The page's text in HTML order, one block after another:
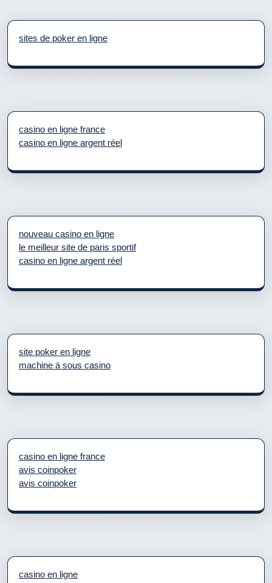
sites de poker en ligne
casino en ligne france
casino en ligne argent réel
nouveau casino en ligne
le meilleur site de paris sportif
casino en ligne argent réel
site poker en ligne
machine à sous casino
casino en ligne france
avis coinpoker
avis coinpoker
casino en ligne